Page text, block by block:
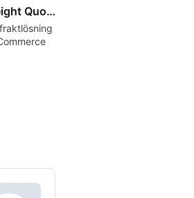
LTL Freight Quotes 8211 Worldwide Express Edition